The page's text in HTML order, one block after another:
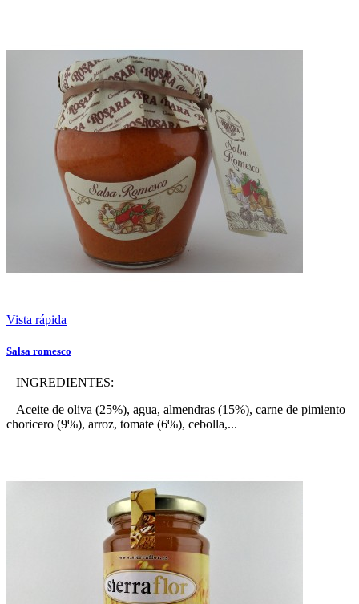
Vista rápida
Salsa romesco
INGREDIENTES:
Aceite de oliva (25%), agua, almendras (15%), carne de pimiento
choricero (9%), arroz, tomate (6%), cebolla,...